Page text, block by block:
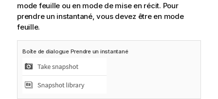
mode feuille ou en mode de mise en récit. Pour
prendre un instantané, vous devez être en mode
feuille.
Boîte de dialogue Prendre un instantané